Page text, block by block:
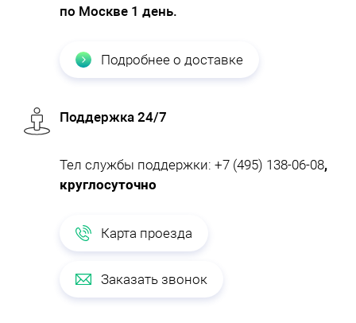
по Москве 1 день.
Подробнее о доставке
Поддержка 24/7
Тел службы поддержки: +7 (495) 138-06-08,
круглосуточно
Карта проезда
Заказать звонок